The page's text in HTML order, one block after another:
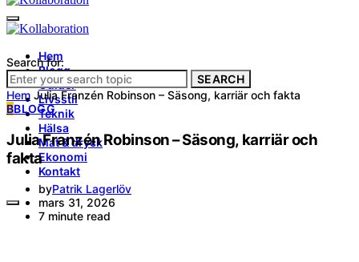
Hem
Blogg
Guider
Livsstil
Teknik
Hälsa
Mat & dryck
Ekonomi
Kontakt
Search for:
SEARCH
Hem Julia Franzén Robinson – Säsong, karriär och fakta
BBLOGG
Julia Franzén Robinson – Säsong, karriär och
fakta
byPatrik Lagerlöv
mars 31, 2026
7 minute read